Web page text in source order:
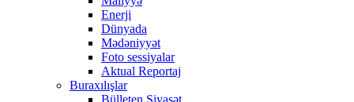
Enerji
Dünyada
Mədəniyyət
Foto sessiyalar
Aktual Reportaj
Buraxılışlar
Bülleten Siyasət